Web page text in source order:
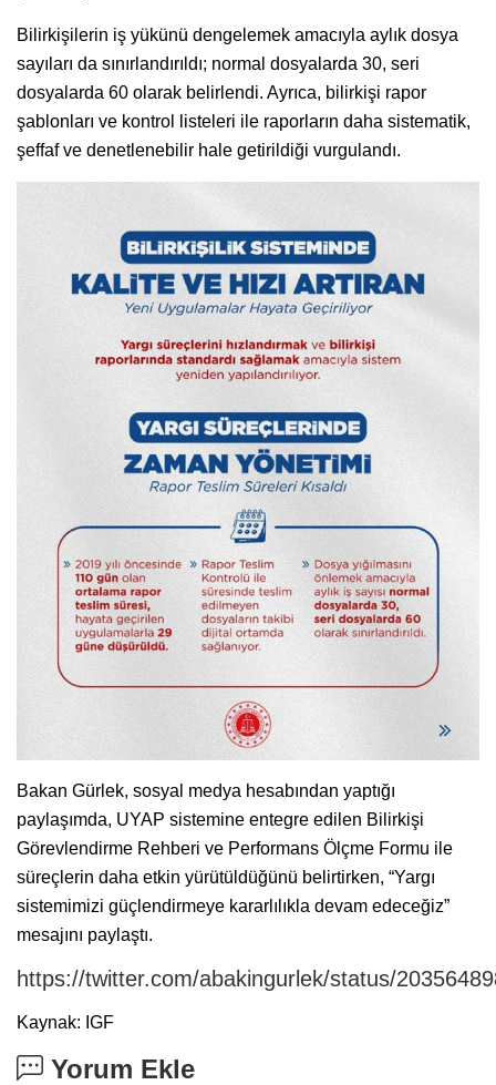
Bilirkişilerin iş yükünü dengelemek amacıyla aylık dosya
sayıları da sınırlandırıldı; normal dosyalarda 30, seri
dosyalarda 60 olarak belirlendi. Ayrıca, bilirkişi rapor
şablonları ve kontrol listeleri ile raporların daha sistematik,
şeffaf ve denetlenebilir hale getirildiği vurgulandı.
Bakan Gürlek, sosyal medya hesabından yaptığı
paylaşımda, UYAP sistemine entegre edilen Bilirkişi
Görevlendirme Rehberi ve Performans Ölçme Formu ile
süreçlerin daha etkin yürütüldüğünü belirtirken, “Yargı
sistemimizi güçlendirmeye kararlılıkla devam edeceğiz”
mesajını paylaştı.
https://twitter.com/abakingurlek/status/
Kaynak: IGF
Yorum Ekle